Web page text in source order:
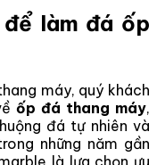
làm đá ốp
máy, quý khách
ốp đá thang máy,
đá tự nhiên và
những năm gần
là lựa chọn ưu